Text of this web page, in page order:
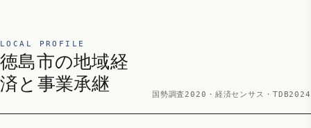
LOCAL PROFILE
徳島市の地域経
済と事業承継
国勢調査2020・経済センサス・TDB2024